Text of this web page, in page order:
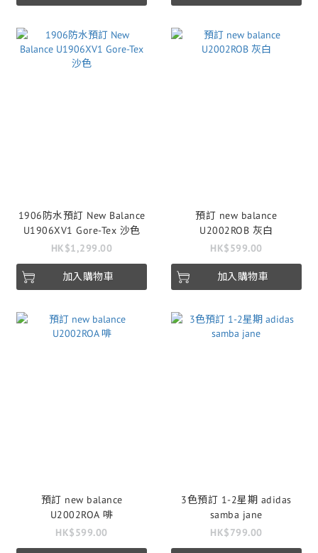
1906防水預訂 New Balance
U1906XV1 Gore-Tex 沙色
HK$1,299.00
加入購物車
預訂 new balance
U2002ROB 灰白
HK$599.00
加入購物車
預訂 new balance
U2002ROA 啡
HK$599.00
3色預訂 1-2星期 adidas
samba jane
HK$799.00